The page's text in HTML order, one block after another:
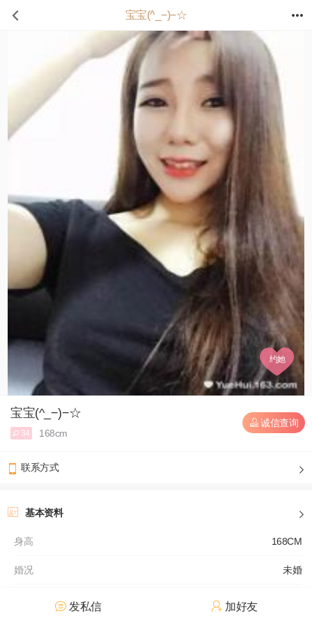
宝宝(^_−)−☆
约她
宝宝(^_−)−☆
34 168cm
诚信查询
联系方式
基本资料
身高 168CM
婚况 未婚
发私信 加好友